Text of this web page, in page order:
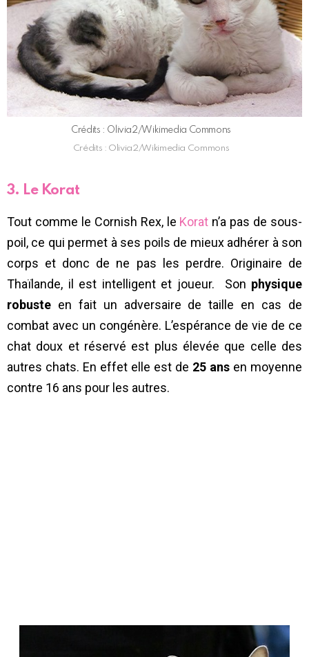
Crédits : Olivia2/Wikimedia Commons
Crédits : Olivia2/Wikimedia Commons
3. Le Korat
Tout comme le Cornish Rex, le Korat n’a pas de sous-
poil, ce qui permet à ses poils de mieux adhérer à son
corps et donc de ne pas les perdre. Originaire de
Thaïlande, il est intelligent et joueur. Son physique
robuste en fait un adversaire de taille en cas de
combat avec un congénère. L’espérance de vie de ce
chat doux et réservé est plus élevée que celle des
autres chats. En effet elle est de 25 ans en moyenne
contre 16 ans pour les autres.